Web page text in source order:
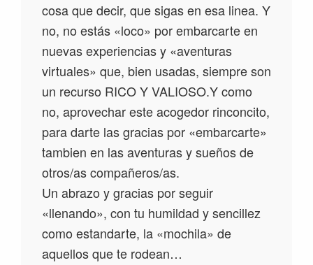
cosa que decir, que sigas en esa linea. Y
no, no estás «loco» por embarcarte en
nuevas experiencias y «aventuras
virtuales» que, bien usadas, siempre son
un recurso RICO Y VALIOSO.Y como
no, aprovechar este acogedor rinconcito,
para darte las gracias por «embarcarte»
tambien en las aventuras y sueños de
otros/as compañeros/as.
Un abrazo y gracias por seguir
«llenando», con tu humildad y sencillez
como estandarte, la «mochila» de
aquellos que te rodean…